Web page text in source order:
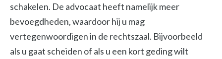
schakelen. De advocaat heeft namelijk meer
bevoegdheden, waardoor hij u mag
vertegenwoordigen in de rechtszaal. Bijvoorbeeld
als u gaat scheiden of als u een kort geding wilt